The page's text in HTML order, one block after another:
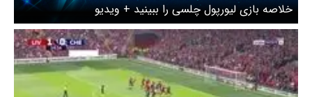
خلاصه بازی لیورپول چلسی را ببینید + ویدیو